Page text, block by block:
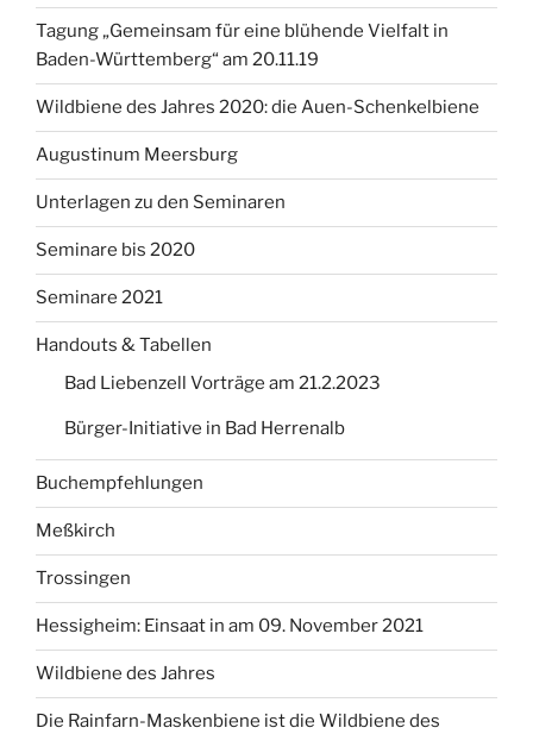
Tagung „Gemeinsam für eine blühende Vielfalt in
Baden-Württemberg“ am 20.11.19
Wildbiene des Jahres 2020: die Auen-Schenkelbiene
Augustinum Meersburg
Unterlagen zu den Seminaren
Seminare bis 2020
Seminare 2021
Handouts & Tabellen
Bad Liebenzell Vorträge am 21.2.2023
Bürger-Initiative in Bad Herrenalb
Buchempfehlungen
Meßkirch
Trossingen
Hessigheim: Einsaat in am 09. November 2021
Wildbiene des Jahres
Die Rainfarn-Maskenbiene ist die Wildbiene des